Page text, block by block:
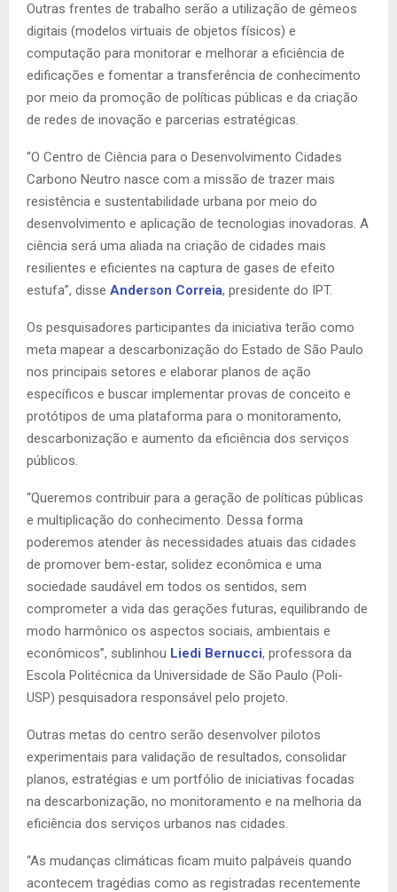
Outras frentes de trabalho serão a utilização de gêmeos
digitais (modelos virtuais de objetos físicos) e
computação para monitorar e melhorar a eficiência de
edificações e fomentar a transferência de conhecimento
por meio da promoção de políticas públicas e da criação
de redes de inovação e parcerias estratégicas.
“O Centro de Ciência para o Desenvolvimento Cidades
Carbono Neutro nasce com a missão de trazer mais
resistência e sustentabilidade urbana por meio do
desenvolvimento e aplicação de tecnologias inovadoras. A
ciência será uma aliada na criação de cidades mais
resilientes e eficientes na captura de gases de efeito
estufa”, disse Anderson Correia, presidente do IPT.
Os pesquisadores participantes da iniciativa terão como
meta mapear a descarbonização do Estado de São Paulo
nos principais setores e elaborar planos de ação
específicos e buscar implementar provas de conceito e
protótipos de uma plataforma para o monitoramento,
descarbonização e aumento da eficiência dos serviços
públicos.
“Queremos contribuir para a geração de políticas públicas
e multiplicação do conhecimento. Dessa forma
poderemos atender às necessidades atuais das cidades
de promover bem-estar, solidez econômica e uma
sociedade saudável em todos os sentidos, sem
comprometer a vida das gerações futuras, equilibrando de
modo harmônico os aspectos sociais, ambientais e
econômicos”, sublinhou Liedi Bernucci, professora da
Escola Politécnica da Universidade de São Paulo (Poli-
USP) pesquisadora responsável pelo projeto.
Outras metas do centro serão desenvolver pilotos
experimentais para validação de resultados, consolidar
planos, estratégias e um portfólio de iniciativas focadas
na descarbonização, no monitoramento e na melhoria da
eficiência dos serviços urbanos nas cidades.
“As mudanças climáticas ficam muito palpáveis quando
acontecem tragédias como as registradas recentemente